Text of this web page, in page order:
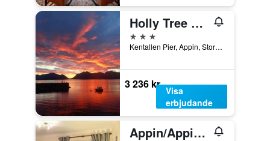
Holly Tree Hotel, Swimming Pool & Hot Tub
3 stjärnor
Kentallen Pier, Appin, Storbritannien
3 236 kr
Visa
erbjudande
Appin/Appin Bay View